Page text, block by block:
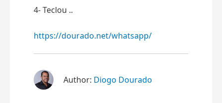
4- Teclou ..
https://dourado.net/whatsapp/
Author: Diogo Dourado